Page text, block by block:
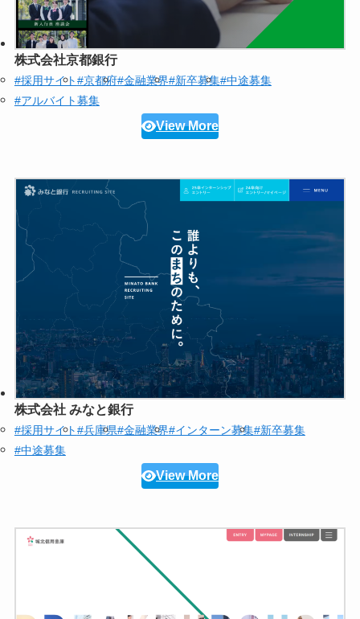
株式会社京都銀行
#採用サイト#京都府#金融業界#新卒募集#中途募集
#アルバイト募集
View More
株式会社 みなと銀行
#採用サイト#兵庫県#金融業界#インターン募集#新卒募集
#中途募集
View More